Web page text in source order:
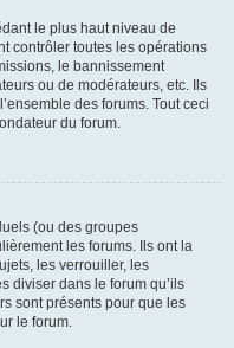
le plus haut niveau de
contrôler toutes les opérations
le bannissement
ou de modérateurs, etc. Ils
des forums. Tout ceci
du forum.
(ou des groupes
les forums. Ils ont la
les verrouiller, les
diviser dans le forum qu’ils
sont présents pour que les
le forum.